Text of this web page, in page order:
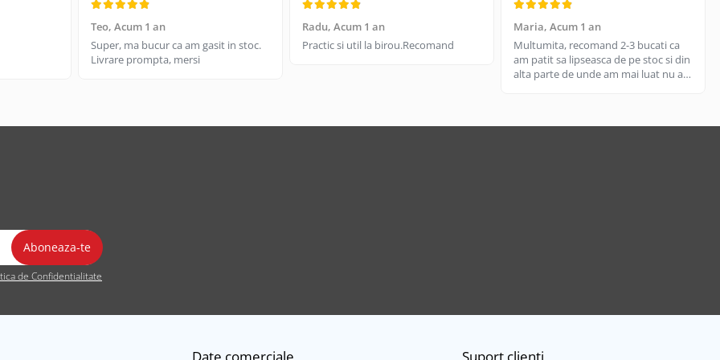
Teo, Acum 1 an
Super, ma bucur ca am gasit in stoc.
Livrare prompta, mersi
Radu, Acum 1 an
Practic si util la birou.Recomand
Maria, Acum 1 an
Multumita, recomand 2-3 bucati ca
am patit sa lipseasca de pe stoc si din
alta parte de unde am mai luat nu are
de Confidentialitate
Date comerciale Suport clienti